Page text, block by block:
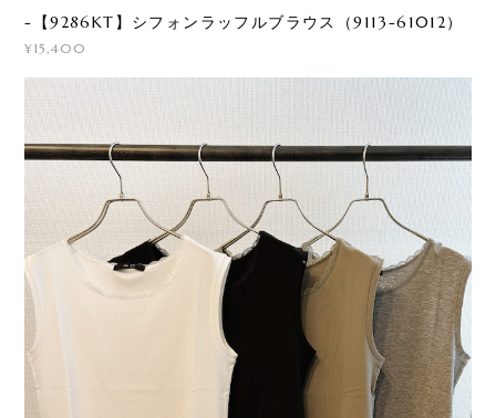
-【9286KT】シフォンラッフルブラウス（9113-61012）
¥15,400